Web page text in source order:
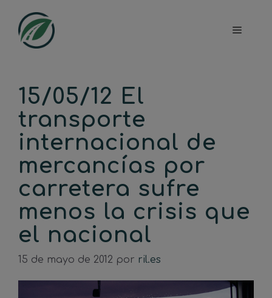
contenido
Menú
15/05/12 El
transporte
internacional de
mercancías por
carretera sufre
menos la crisis que
el nacional
15 de mayo de 2012 por ril.es